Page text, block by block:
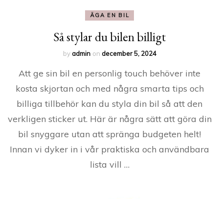
ÄGA EN BIL
Så stylar du bilen billigt
byadmin on december 5, 2024
Att ge sin bil en personlig touch behöver inte
kosta skjortan och med några smarta tips och
billiga tillbehör kan du styla din bil så att den
verkligen sticker ut. Här är några sätt att göra din
bil snyggare utan att spränga budgeten helt!
Innan vi dyker in i vår praktiska och användbara
lista vill …